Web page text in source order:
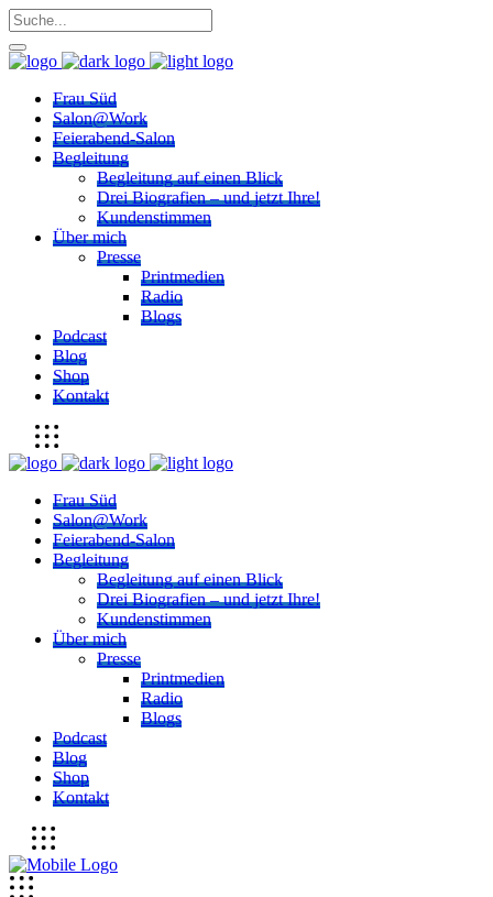
Frau Süd
Salon@Work
Feierabend-Salon
Begleitung
Begleitung auf einen Blick
Drei Biografien – und jetzt Ihre!
Kundenstimmen
Über mich
Presse
Printmedien
Radio
Blogs
Podcast
Blog
Shop
Kontakt
Frau Süd
Salon@Work
Feierabend-Salon
Begleitung
Begleitung auf einen Blick
Drei Biografien – und jetzt Ihre!
Kundenstimmen
Über mich
Presse
Printmedien
Radio
Blogs
Podcast
Blog
Shop
Kontakt